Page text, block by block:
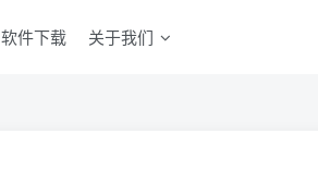
软件下载 关于我们